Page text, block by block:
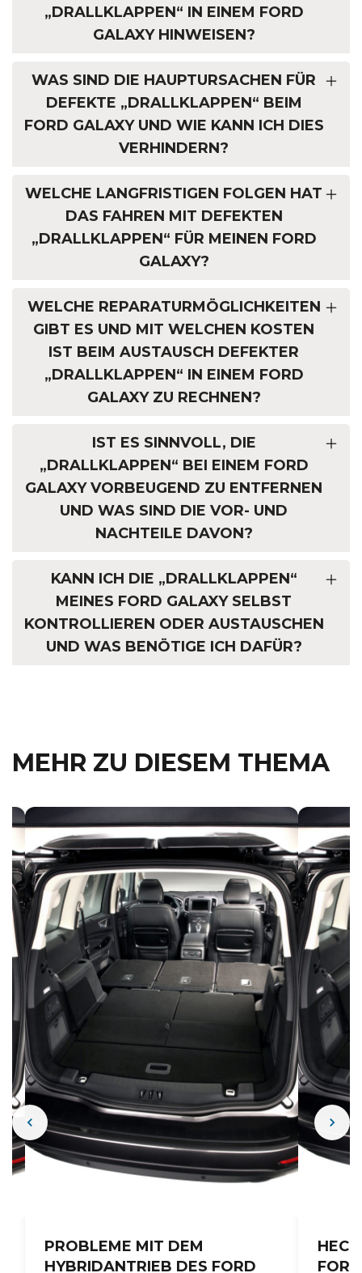
„DRALLKLAPPEN“ IN EINEM FORD
GALAXY HINWEISEN?
WAS SIND DIE HAUPTURSACHEN FÜR
DEFEKTE „DRALLKLAPPEN“ BEIM
FORD GALAXY UND WIE KANN ICH DIES
VERHINDERN?
WELCHE LANGFRISTIGEN FOLGEN HAT
DAS FAHREN MIT DEFEKTEN
„DRALLKLAPPEN“ FÜR MEINEN FORD
GALAXY?
WELCHE REPARATURMÖGLICHKEITEN
GIBT ES UND MIT WELCHEN KOSTEN
IST BEIM AUSTAUSCH DEFEKTER
„DRALLKLAPPEN“ IN EINEM FORD
GALAXY ZU RECHNEN?
IST ES SINNVOLL, DIE
„DRALLKLAPPEN“ BEI EINEM FORD
GALAXY VORBEUGEND ZU ENTFERNEN
UND WAS SIND DIE VOR- UND
NACHTEILE DAVON?
KANN ICH DIE „DRALLKLAPPEN“
MEINES FORD GALAXY SELBST
KONTROLLIEREN ODER AUSTAUSCHEN
UND WAS BENÖTIGE ICH DAFÜR?
MEHR ZU DIESEM THEMA
PROBLEME MIT DEM
HYBRIDANTRIEB DES FORD